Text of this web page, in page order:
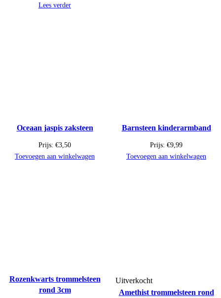
Lees verder
Oceaan jaspis zaksteen
Prijs: €3,50
Toevoegen aan winkelwagen
Barnsteen kinderarmband
Prijs: €9,99
Toevoegen aan winkelwagen
Rozenkwarts trommelsteen
rond 3cm
Uitverkocht
Amethist trommelsteen rond